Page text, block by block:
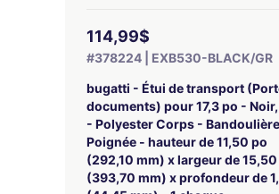
114,99$
#378224 | EXB530-BLACK/GR
bugatti - Étui de transport
documents) pour 17,3 po -
- Polyester Corps -
Poignée - hauteur de 11,50 po
(292,10 mm) x largeur de 15,50
(393,70 mm) x profondeur de